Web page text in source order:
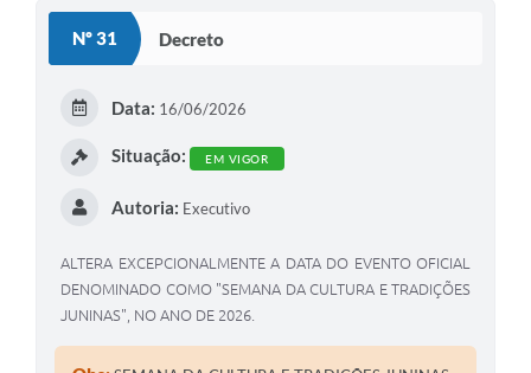
Nº 31 Decreto
Data: 16/06/2026
Situação: EM VIGOR
Autoria: Executivo
ALTERA EXCEPCIONALMENTE A DATA DO EVENTO OFICIAL
DENOMINADO COMO "SEMANA DA CULTURA E TRADIÇÕES
JUNINAS", NO ANO DE 2026.